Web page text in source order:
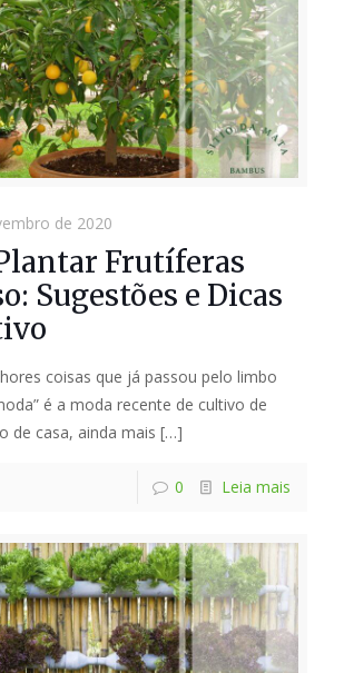
de 2020
Frutíferas
Sugestões e Dicas
coisas que já passou pelo limbo
é a moda recente de cultivo de
de casa, ainda mais […]
0 Leia mais